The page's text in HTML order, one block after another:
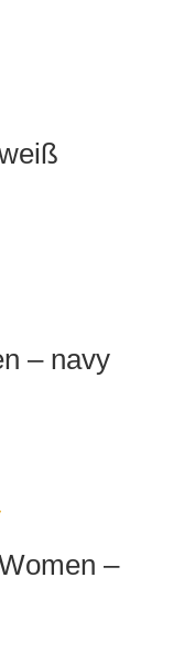
– navy
–